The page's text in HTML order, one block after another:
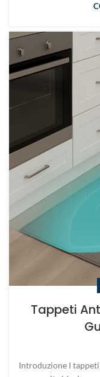
Tappeti
Introduzione I